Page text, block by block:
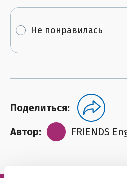
Не понравилась
Поделиться:
Автор:
FRIENDS